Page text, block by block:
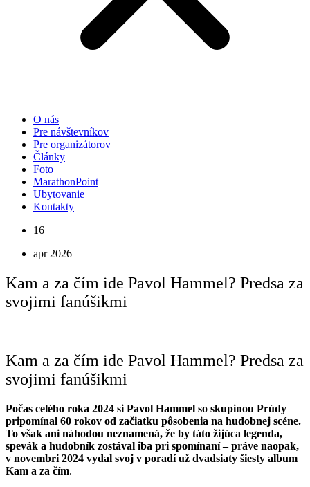
O nás
Pre návštevníkov
Pre organizátorov
Články
Foto
MarathonPoint
Ubytovanie
Kontakty
16
apr 2026
Kam a za čím ide Pavol Hammel? Predsa za
svojimi fanúšikmi
Kam a za čím ide Pavol Hammel? Predsa za
svojimi fanúšikmi
Počas celého roka 2024 si Pavol Hammel so skupinou Prúdy
pripomínal 60 rokov od začiatku pôsobenia na hudobnej scéne.
To však ani náhodou neznamená, že by táto žijúca legenda,
spevák a hudobník zostával iba pri spomínaní – práve naopak,
v novembri 2024 vydal svoj v poradí už dvadsiaty šiesty album
Kam a za čím.